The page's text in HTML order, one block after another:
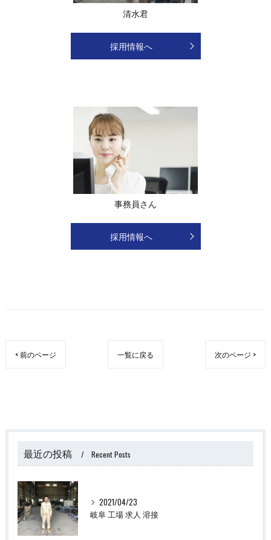
清水君
採用情報へ
事務員さん
採用情報へ
< 前のページ 一覧に戻る 次のページ >
最近の投稿 Recent Posts
2021/04/23
岐阜 工場 求人 溶接